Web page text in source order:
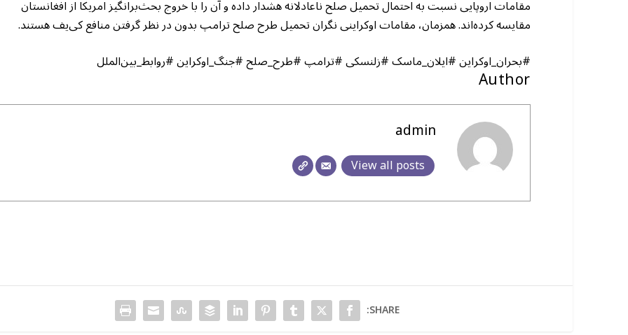
مقامات اروپایی نسبت به احتمال تحمیل صلح ناعادلانه هشدار داده و آن را با خروج بحث‌برانگیز امریکا از افغانستان
مقایسه کرده‌اند. همزمان، مقامات اوکراینی نگران تحمیل طرح صلح ترامپ بدون در نظر گرفتن منافع کی‌یف هستند.
#بحران_اوکراین #ایلان_ماسک #زلنسکی #ترامپ #طرح_صلح #جنگ_اوکراین #روابط_بین‌الملل
Author
admin
View all posts
SHARE: